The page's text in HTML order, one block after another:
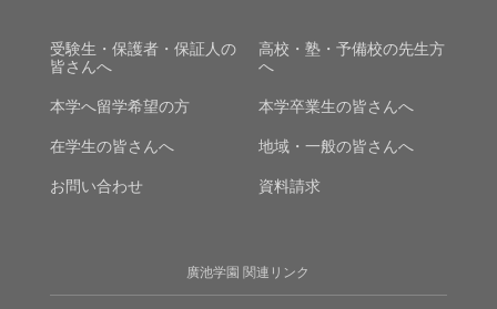
受験生・保護者・保証人の
皆さんへ
高校・塾・予備校の先生方
へ
本学へ留学希望の方 本学卒業生の皆さんへ
在学生の皆さんへ 地域・一般の皆さんへ
お問い合わせ 資料請求
廣池学園 関連リンク